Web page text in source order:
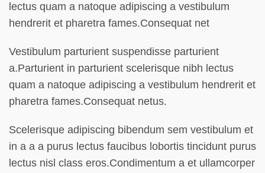
lectus quam a natoque adipiscing a vestibulum
hendrerit et pharetra fames.Consequat net
Vestibulum parturient suspendisse parturient
a.Parturient in parturient scelerisque nibh lectus
quam a natoque adipiscing a vestibulum hendrerit et
pharetra fames.Consequat netus.
Scelerisque adipiscing bibendum sem vestibulum et
in a a a purus lectus faucibus lobortis tincidunt purus
lectus nisl class eros.Condimentum a et ullamcorper